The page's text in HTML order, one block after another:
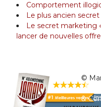
Comportement
Le plus ancien
Le secret marketing
lancer de nouvelles
©
&